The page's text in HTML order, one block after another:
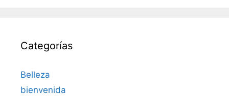
Categorías
Belleza
bienvenida